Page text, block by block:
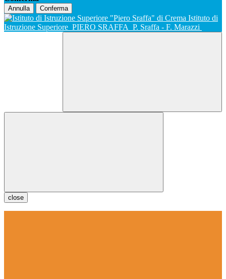
Annulla Conferma
Istituto di
Istruzione Superiore PIERO SRAFFA P. Sraffa - F. Marazzi
close